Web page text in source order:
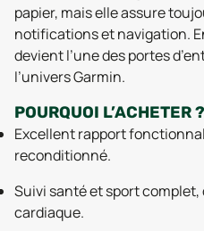
papier, mais elle assure
notifications et navigation.
devient l’une des portes
l’univers Garmin.
POURQUOI L’ACHETER ?
Excellent rapport
reconditionné.
Suivi santé et sport
cardiaque.